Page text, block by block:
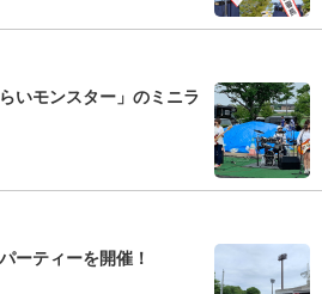
いモンスター」のミニラ
ーティーを開催！